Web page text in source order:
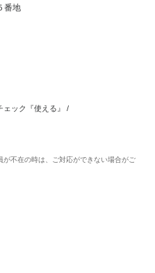
番地
ェック『使える』
不在の時は、ご対応ができない場合がご